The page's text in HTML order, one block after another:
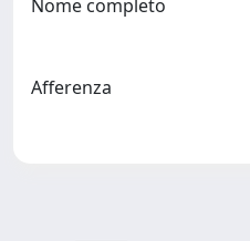
Nome completo
Afferenza